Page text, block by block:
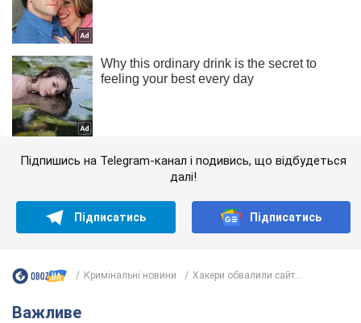
Підпишись на Telegram-канал і подивись, що відбудеться
далі!
Підписатись Підписатись
Кримінальні новини Хакери обвалили сайт...
Важливе